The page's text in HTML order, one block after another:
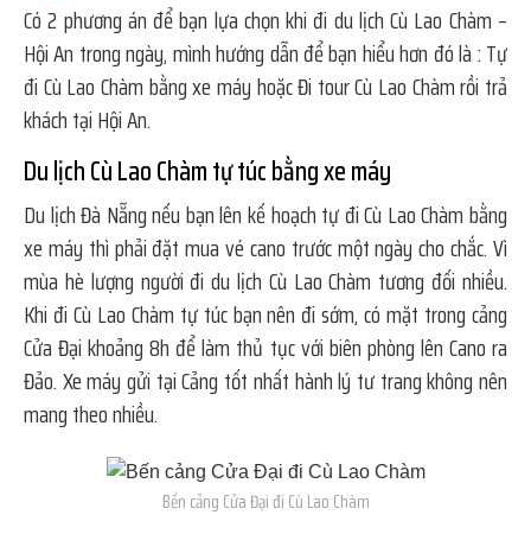
Có 2 phương án để bạn lựa chọn khi đi du lịch Cù Lao Chàm –
Hội An trong ngày, mình hướng dẫn để bạn hiểu hơn đó là : Tự
đi Cù Lao Chàm bằng xe máy hoặc Đi tour Cù Lao Chàm rồi trả
khách tại Hội An.
Du lịch Cù Lao Chàm tự túc bằng xe máy
Du lịch Đà Nẵng nếu bạn lên kế hoạch tự đi Cù Lao Chàm bằng
xe máy thì phải đặt mua vé cano trước một ngày cho chắc. Vì
mùa hè lượng người đi du lịch Cù Lao Chàm tương đối nhiều.
Khi đi Cù Lao Chàm tự túc bạn nên đi sớm, có mặt trong cảng
Cửa Đại khoảng 8h để làm thủ tục với biên phòng lên Cano ra
Đảo. Xe máy gửi tại Cảng tốt nhất hành lý tư trang không nên
mang theo nhiều.
Bến cảng Cửa Đại đi Cù Lao Chàm